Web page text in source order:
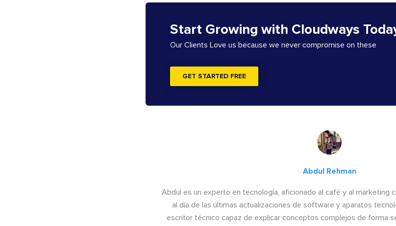
Start Growing with Cloudways
Our Clients Love us because we never compromise on these
GET STARTED FREE
Abdul Rehman
Abdul es un experto en tecnología, aficionado al café y al marketing
al día de las últimas actualizaciones de software y aparatos
escritor técnico capaz de explicar conceptos complejos de forma